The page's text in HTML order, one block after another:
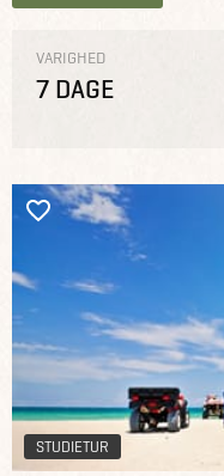
VARIGHED
7 DAGE
STUDIETUR